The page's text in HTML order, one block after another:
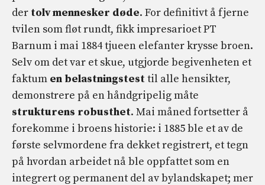
der tolv mennesker døde. For definitivt å fjerne
tvilen som fløt rundt, fikk impresarioet PT
Barnum i mai 1884 tjueen elefanter krysse broen.
Selv om det var et skue, utgjorde begivenheten et
faktum en belastningstesttil alle hensikter,
demonstrere på en håndgripelig måte
strukturens robusthet. Mai måned fortsetter å
forekomme i broens historie: i 1885 ble et av de
første selvmordene fra dekket registrert, et tegn
på hvordan arbeidet nå ble oppfattet som en
integrert og permanent del av bylandskapet; mer